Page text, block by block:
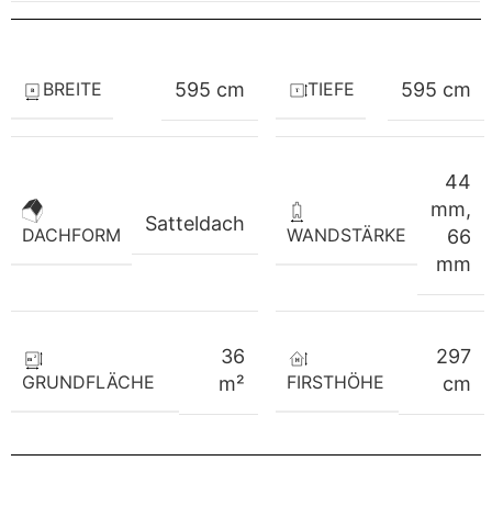
BREITE 595 cm TIEFE 595 cm
DACHFORM
Satteldach
WANDSTÄRKE
44
mm,
66
mm
GRUNDFLÄCHE
36
m²
FIRSTHÖHE
297
cm